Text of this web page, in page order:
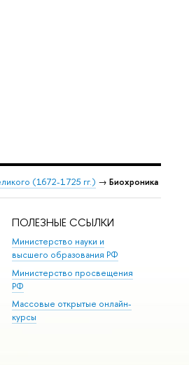
(1672-1725 гг.) → Биохроника
ПОЛЕЗНЫЕ ССЫЛКИ
Министерство науки и
высшего образования РФ
Министерство просвещения
РФ
Массовые открытые онлайн-
курсы